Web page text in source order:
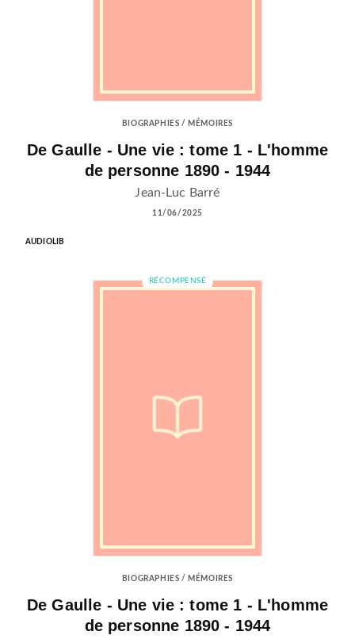
BIOGRAPHIES / MÉMOIRES
De Gaulle - Une vie : tome 1 - L'homme
de personne 1890 - 1944
Jean-Luc Barré
11/06/2025
AUDIOLIB
RÉCOMPENSÉ
BIOGRAPHIES / MÉMOIRES
De Gaulle - Une vie : tome 1 - L'homme
de personne 1890 - 1944